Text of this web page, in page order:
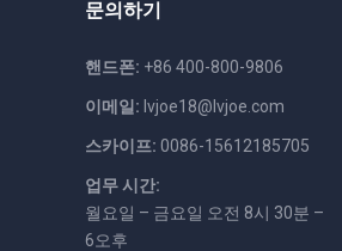
문의하기
핸드폰: +86 400-800-9806
이메일: lvjoe18@lvjoe.com
스카이프: 0086-15612185705
업무 시간:
월요일 – 금요일 오전 8시 30분 –
6오후